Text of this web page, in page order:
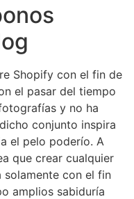
Shopify con el fin de
el pasar del tiempo
y no ha
conjunto inspira
el pelo poderío. A
que crear cualquier
solamente con el fin
amplios sabiduría